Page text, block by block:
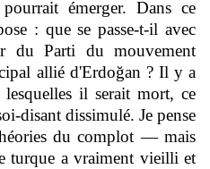
émerger. Dans ce
: que se passe-t-il avec
du Parti du mouvement
allié d'Erdoğan ? Il y a
il serait mort, ce
disant dissimulé. Je pense
du complot — mais
turque a vraiment vieilli et